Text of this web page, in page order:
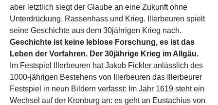
aber letztlich siegt der Glaube an eine Zukunft ohne
Unterdrückung, Rassenhass und Krieg. Illerbeuren spielt
seine Geschichte aus dem 30jährigen Krieg nach.
Geschichte ist keine leblose Forschung, es ist das
Leben der Vorfahren. Der 30jährige Krieg im Allgäu.
Im Festspiel Illerbeuren hat Jakob Fickler anlässlich des
1000-jährigen Bestehens von Illerbeuren das Illerbeurer
Festspiel in neun Bildern verfasst: Im Jahr 1619 steht ein
Wechsel auf der Kronburg an: es geht an Eustachius von